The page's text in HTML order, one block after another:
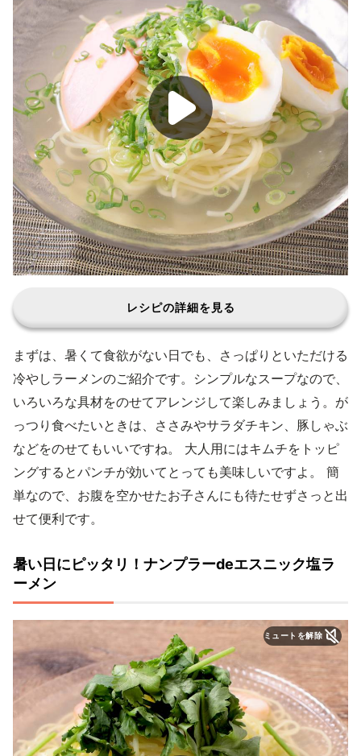
レシピの詳細を見る
まずは、暑くて食欲がない日でも、さっぱりといただける
冷やしラーメンのご紹介です。シンプルなスープなので、
いろいろな具材をのせてアレンジして楽しみましょう。が
っつり食べたいときは、ささみやサラダチキン、豚しゃぶ
などをのせてもいいですね。 大人用にはキムチをトッピ
ングするとパンチが効いてとっても美味しいですよ。 簡
単なので、お腹を空かせたお子さんにも待たせずさっと出
せて便利です。
暑い日にピッタリ！ナンプラーdeエスニック塩ラ
ーメン
ミュートを解除